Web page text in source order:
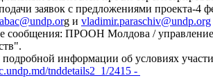
заявок с предложениями проекта-4
g и vladimir.paraschiv@undp.org
сообщения: ПРООН Молдова /
информации об условиях
tnddetails2_1/2415 -